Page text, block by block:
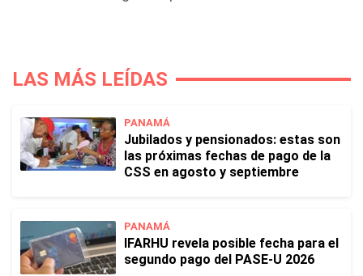
LAS MÁS LEÍDAS
PANAMÁ
Jubilados y pensionados: estas son
las próximas fechas de pago de la
CSS en agosto y septiembre
PANAMÁ
IFARHU revela posible fecha para el
segundo pago del PASE-U 2026